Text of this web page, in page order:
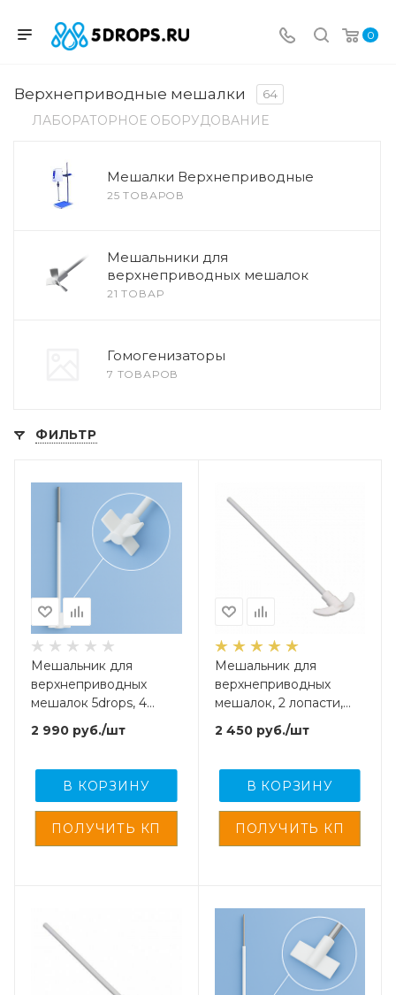
0
Верхнеприводные мешалки 64
ЛАБОРАТОРНОЕ ОБОРУДОВАНИЕ
Мешалки Верхнеприводные
25 ТОВАРОВ
Мешальники для
верхнеприводных мешалок
21 ТОВАР
Гомогенизаторы
7 ТОВАРОВ
ФИЛЬТР
Мешальник для
верхнеприводных
мешалок 5drops, 4
лопасти, нержавеющая
сталь с
2 990 руб./шт
В КОРЗИНУ
Мешальник для
верхнеприводных
мешалок, 2 лопасти,
нержавеющая сталь с
фторопластовым
2 450руб./шт
В КОРЗИНУ